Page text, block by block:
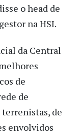
o head de
na HSI.
da Central
de
de
terrenistas, de
envolvidos